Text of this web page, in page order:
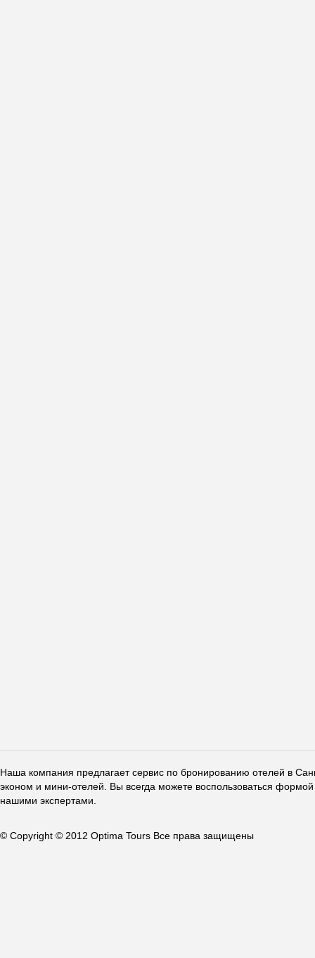
Наша компания предлагает сервис по бронированию отелей в
эконом и мини-отелей. Вы всегда можете воспользоваться
нашими экспертами.
© Copyright © 2012 Optima Tours Все права защищены